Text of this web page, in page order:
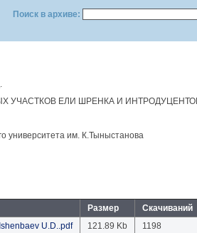
Поиск в архиве:
ЕЛИ ШРЕНКА И
университета им. К.Тыныстанова
Размер
Скачиваний
U.D..pdf
121.89 Kb 1198